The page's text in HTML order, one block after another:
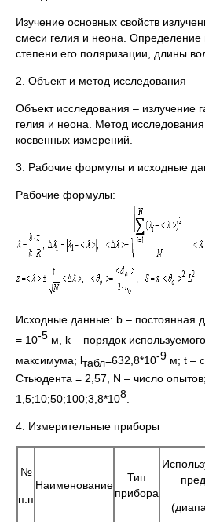
Изучение основных свойств
смеси гелия и неона. Определение
степени его поляризации, длины
2. Объект и метод исследования
Объект исследования – излучение
гелия и неона. Метод
косвенных измерений.
3. Рабочие формулы и исходные
Рабочие формулы:
Исходные данные: b – постоянная
= 10-5 м, k – порядок
максимума; lтабл=632,8*10-9 м; t –
Стьюдента = 2,57, N – число
1,5;10;50;100;3,8*108
4. Измерительные приборы
№
п.п
Наименование
Тип
прибора